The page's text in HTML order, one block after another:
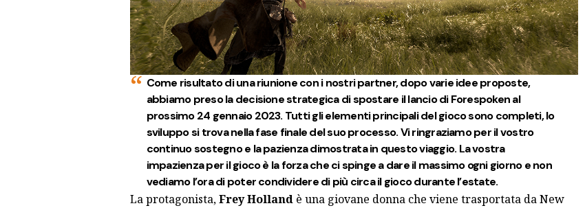
Come risultato di una riunione con i nostri partner, dopo varie idee proposte,
abbiamo preso la decisione strategica di spostare il lancio di Forespoken al
prossimo 24 gennaio 2023. Tutti gli elementi principali del gioco sono completi, lo
sviluppo si trova nella fase finale del suo processo. Vi ringraziamo per il vostro
continuo sostegno e la pazienza dimostrata in questo viaggio. La vostra
impazienza per il gioco è la forza che ci spinge a dare il massimo ogni giorno e non
vediamo l’ora di poter condividere di più circa il gioco durante l’estate.
La protagonista,Frey Hollandè una giovane donna che viene trasportata da New